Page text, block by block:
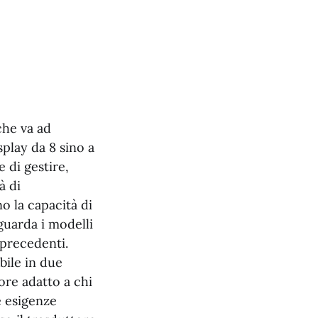
va ad
da 8 sino a
di gestire,
di
la capacità di
i modelli
in due
adatto a chi